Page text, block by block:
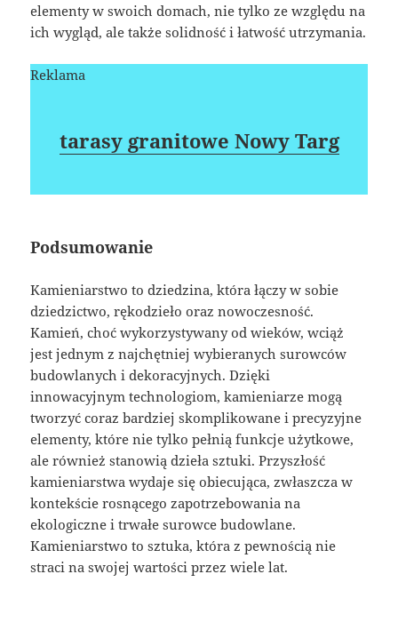
elementy w swoich domach, nie tylko ze względu na
ich wygląd, ale także solidność i łatwość utrzymania.
Reklama
tarasy granitowe Nowy Targ
Podsumowanie
Kamieniarstwo to dziedzina, która łączy w sobie
dziedzictwo, rękodzieło oraz nowoczesność.
Kamień, choć wykorzystywany od wieków, wciąż
jest jednym z najchętniej wybieranych surowców
budowlanych i dekoracyjnych. Dzięki
innowacyjnym technologiom, kamieniarze mogą
tworzyć coraz bardziej skomplikowane i precyzyjne
elementy, które nie tylko pełnią funkcje użytkowe,
ale również stanowią dzieła sztuki. Przyszłość
kamieniarstwa wydaje się obiecująca, zwłaszcza w
kontekście rosnącego zapotrzebowania na
ekologiczne i trwałe surowce budowlane.
Kamieniarstwo to sztuka, która z pewnością nie
straci na swojej wartości przez wiele lat.